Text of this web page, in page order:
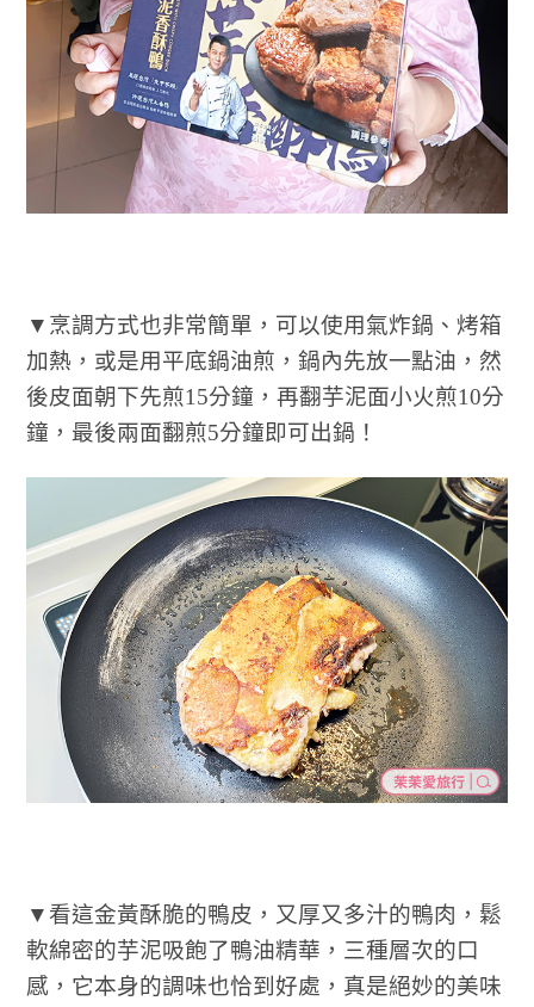
▼烹調方式也非常簡單，可以使用氣炸鍋、烤箱
加熱，或是用平底鍋油煎，鍋內先放一點油，然
後皮面朝下先煎15分鐘，再翻芋泥面小火煎10分
鐘，最後兩面翻煎5分鐘即可出鍋！
▼看這金黃酥脆的鴨皮，又厚又多汁的鴨肉，鬆
軟綿密的芋泥吸飽了鴨油精華，三種層次的口
感，它本身的調味也恰到好處，真是絕妙的美味